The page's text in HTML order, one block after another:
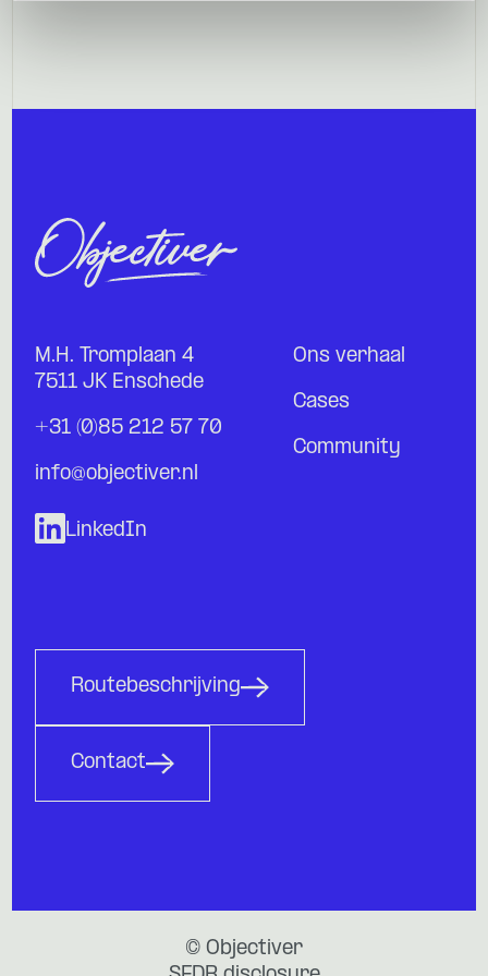
M.H. Tromplaan 4
7511 JK Enschede
+31 (0)85 212 57 70
info@objectiver.nl
Ons verhaal
Cases
Community
LinkedIn
Routebeschrijving
Contact
© Objectiver